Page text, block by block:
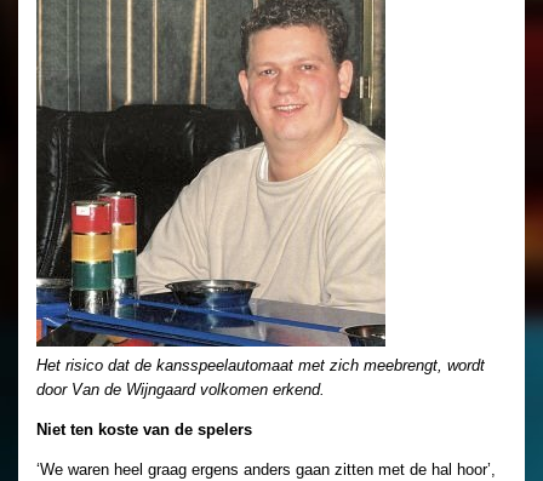
Het risico dat de kansspeelautomaat met zich meebrengt, wordt
door Van de Wijngaard volkomen erkend.
Niet ten koste van de spelers
‘We waren heel graag ergens anders gaan zitten met de hal hoor’,